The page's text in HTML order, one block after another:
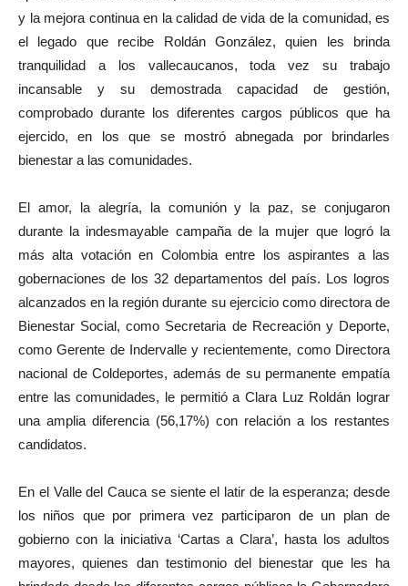
y la mejora continua en la calidad de vida de la comunidad, es
el legado que recibe Roldán González, quien les brinda
tranquilidad a los vallecaucanos, toda vez su trabajo
incansable y su demostrada capacidad de gestión,
comprobado durante los diferentes cargos públicos que ha
ejercido, en los que se mostró abnegada por brindarles
bienestar a las comunidades.
El amor, la alegría, la comunión y la paz, se conjugaron
durante la indesmayable campaña de la mujer que logró la
más alta votación en Colombia entre los aspirantes a las
gobernaciones de los 32 departamentos del país. Los logros
alcanzados en la región durante su ejercicio como directora de
Bienestar Social, como Secretaria de Recreación y Deporte,
como Gerente de Indervalle y recientemente, como Directora
nacional de Coldeportes, además de su permanente empatía
entre las comunidades, le permitió a Clara Luz Roldán lograr
una amplia diferencia (56,17%) con relación a los restantes
candidatos.
En el Valle del Cauca se siente el latir de la esperanza; desde
los niños que por primera vez participaron de un plan de
gobierno con la iniciativa ‘Cartas a Clara’, hasta los adultos
mayores, quienes dan testimonio del bienestar que les ha